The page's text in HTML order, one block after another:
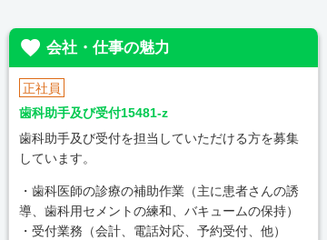
 会社・仕事の魅力
正社員
歯科助手及び受付15481-z
歯科助手及び受付を担当していただける方を募集
しています。
・歯科医師の診療の補助作業（主に患者さんの誘
導、歯科用セメントの練和、バキュームの保持）
・受付業務（会計、電話対応、予約受付、他）